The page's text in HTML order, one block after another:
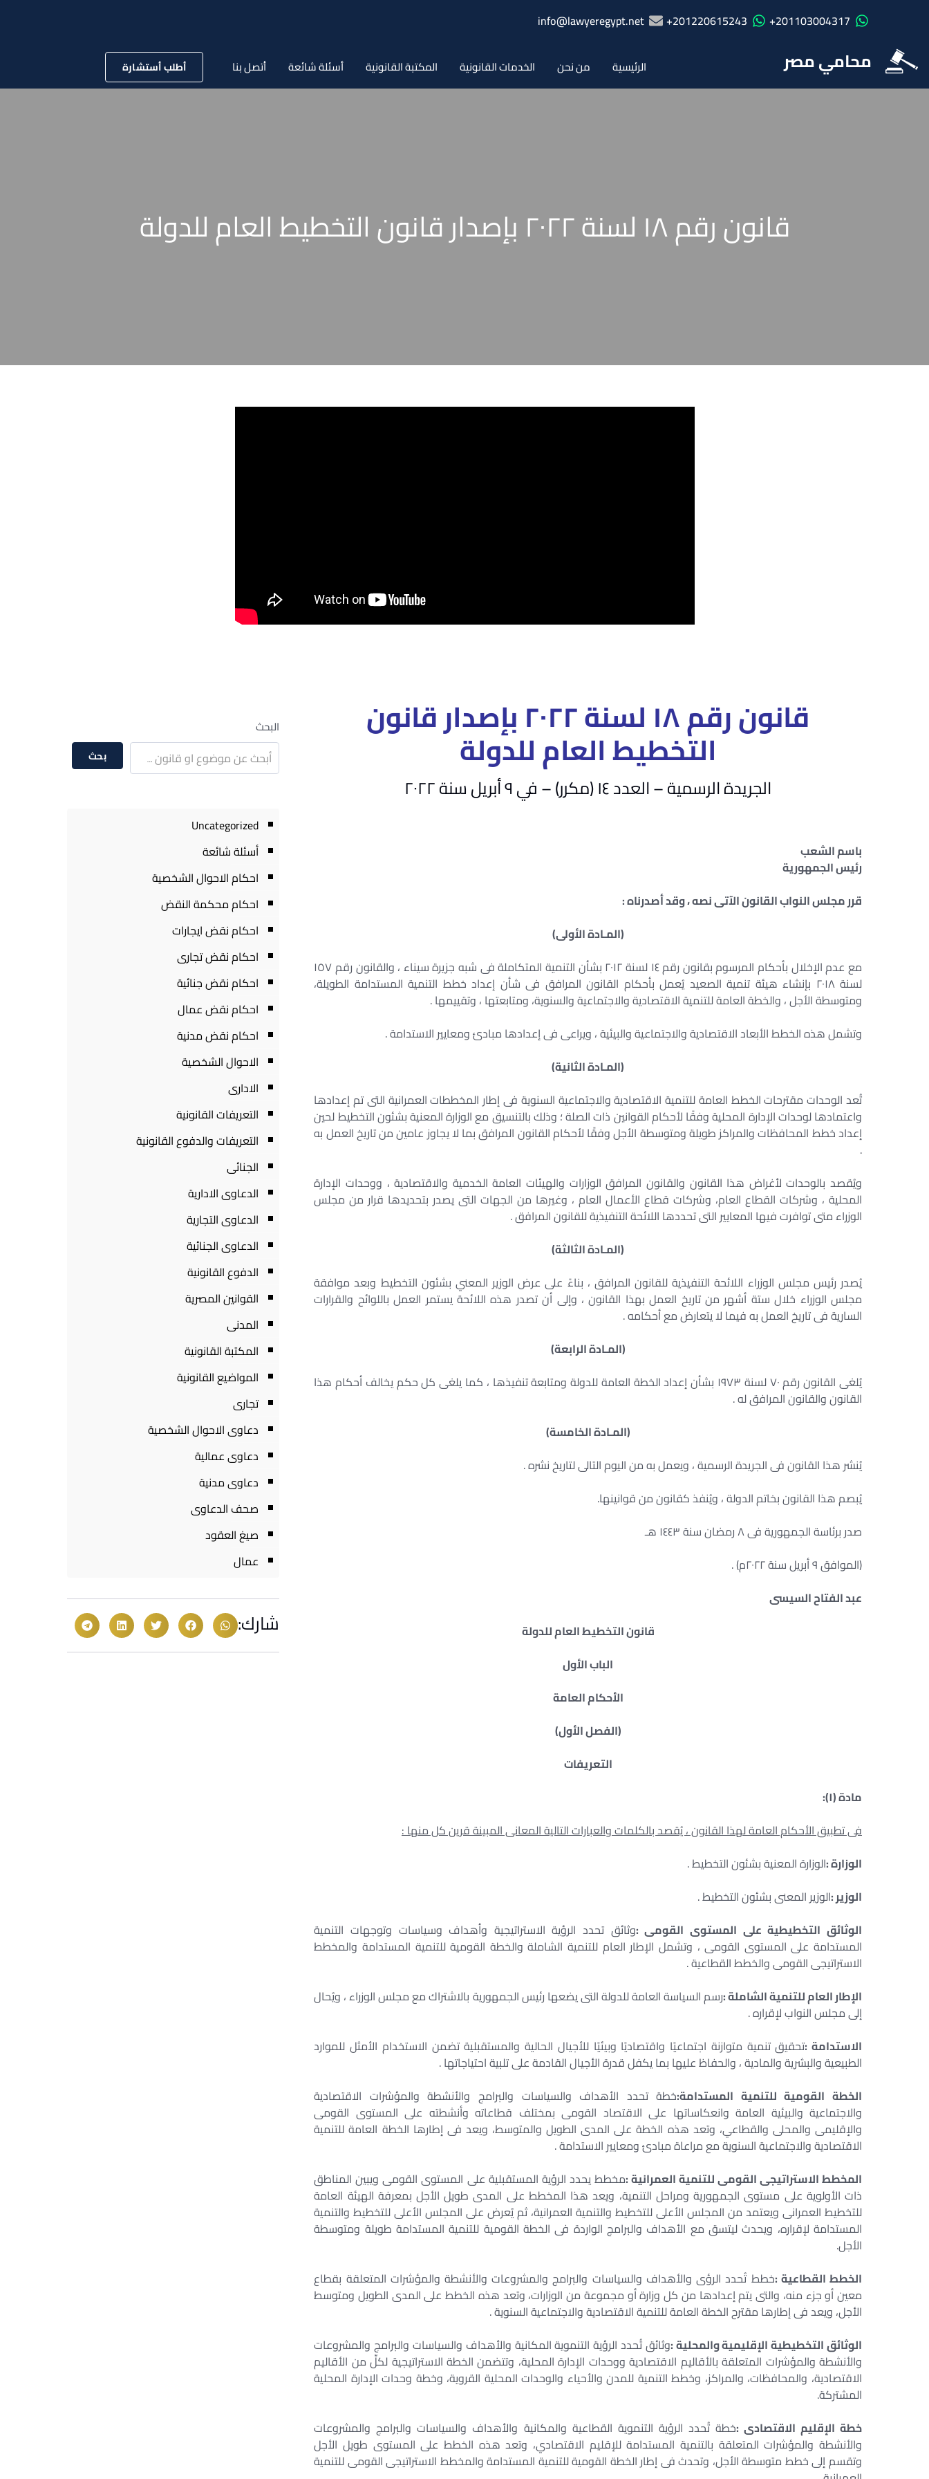
201103004317+
201220615243+
info@lawyeregypt.net
محامي مصر الرئيسية من نحن الخدمات القانونية المكتبة القانونية أسئلة شائعة أتصل بنا أطلب أستشارة
قانون رقم ١٨ لسنة ٢٠٢٢ بإصدار قانون التخطيط العام للدولة
قانون رقم ١٨ لسنة ٢٠٢٢ بإصدار قانون
التخطيط العام للدولة
الجريدة الرسمية – العدد ١٤ (مكرر) – في ٩ أبريل سنة ٢٠٢٢
باسم الشعب
رئيس الجمهورية
قرر مجلس النواب القانون الآتى نصه ، وقد أصدرناه :
(المـادة الأولى)
مع عدم الإخلال بأحكام المرسوم بقانون رقم ١٤ لسنة ٢٠١٢ بشأن التنمية المتكاملة فى شبه جزيرة سيناء ، والقانون رقم ١٥٧
لسنة ٢٠١٨ بإنشاء هيئة تنمية الصعيد يُعمل بأحكام القانون المرافق فى شأن إعداد خطط التنمية المستدامة الطويلة،
ومتوسطة الأجل ، والخطة العامة للتنمية الاقتصادية والاجتماعية والسنوية، ومتابعتها ، وتقييمها .
وتشمل هذه الخطط الأبعاد الاقتصادية والاجتماعية والبيئية ، ويراعى فى إعدادها مبادئ ومعايير الاستدامة .
(المـادة الثانية)
تُعد الوحدات مقترحات الخطط العامة للتنمية الاقتصادية والاجتماعية السنوية فى إطار المخططات العمرانية التى تم إعدادها
واعتمادها لوحدات الإدارة المحلية وفقًا لأحكام القوانين ذات الصلة ؛ وذلك بالتنسيق مع الوزارة المعنية بشئون التخطيط لحين
إعداد خطط المحافظات والمراكز طويلة ومتوسطة الأجل وفقًا لأحكام القانون المرافق بما لا يجاوز عامين من تاريخ العمل به
.
ويُقصد بالوحدات لأغراض هذا القانون والقانون المرافق الوزارات والهيئات العامة الخدمية والاقتصادية ، ووحدات الإدارة
المحلية ، وشركات القطاع العام، وشركات قطاع الأعمال العام ، وغيرها من الجهات التى يصدر بتحديدها قرار من مجلس
الوزراء متى توافرت فيها المعايير التى تحددها اللائحة التنفيذية للقانون المرافق .
(المـادة الثالثة)
يُصدر رئيس مجلس الوزراء اللائحة التنفيذية للقانون المرافق ، بناءً على عرض الوزير المعني بشئون التخطيط وبعد موافقة
مجلس الوزراء خلال ستة أشهر من تاريخ العمل بهذا القانون ، وإلى أن تصدر هذه اللائحة يستمر العمل باللوائح والقرارات
السارية فى تاريخ العمل به فيما لا يتعارض مع أحكامه .
(المـادة الرابعة)
يُلغى القانون رقم ٧٠ لسنة ١٩٧٣ بشأن إعداد الخطة العامة للدولة ومتابعة تنفيذها ، كما يلغى كل حكم يخالف أحكام هذا
القانون والقانون المرافق له .
(المـادة الخامسة)
يُنشر هذا القانون فى الجريدة الرسمية ، ويعمل به من اليوم التالى لتاريخ نشره .
يُبصم هذا القانون بخاتم الدولة ، ويُنفذ كقانون من قوانينها.
صدر برئاسة الجمهورية فى ٨ رمضان سنة ١٤٤٣ هـ
(الموافق ٩ أبريل سنة ٢٠٢٢م) .
عبد الفتاح السيسى
قانون التخطيط العام للدولة
الباب الأول
الأحكام العامة
(الفصل الأول)
التعريفات
مادة (١):
فى تطبيق الأحكام العامة لهذا القانون ، يُقصد بالكلمات والعبارات التالية المعانى المبينة قرين كل منها :
الوزارة :الوزارة المعنية بشئون التخطيط .
الوزير :الوزير المعنى بشئون التخطيط .
الوثائق التخطيطية على المستوى القومى :وثائق تحدد الرؤية الاستراتيجية وأهداف وسياسات وتوجهات التنمية
المستدامة على المستوى القومى ، وتشمل الإطار العام للتنمية الشاملة والخطة القومية للتنمية المستدامة والمخطط
الاستراتيجى القومى والخطط القطاعية .
الإطار العام للتنمية الشاملة :رسم السياسة العامة للدولة التى يضعها رئيس الجمهورية بالاشتراك مع مجلس الوزراء ، ويُحال
إلى مجلس النواب لإقراره .
الاستدامة :تحقيق تنمية متوازنة اجتماعيًا واقتصاديًا وبيئيًا للأجيال الحالية والمستقبلية تضمن الاستخدام الأمثل للموارد
الطبيعية والبشرية والمادية ، والحفاظ عليها بما يكفل قدرة الأجيال القادمة على تلبية احتياجاتها .
الخطة القومية للتنمية المستدامة:خطة تحدد الأهداف والسياسات والبرامج والأنشطة والمؤشرات الاقتصادية
والاجتماعية والبيئية العامة وانعكاساتها على الاقتصاد القومى بمختلف قطاعاته وأنشطته على المستوى القومى
والإقليمى والمحلى والقطاعي، وتعد هذه الخطة على المدى الطويل والمتوسط، ويعد فى إطارها الخطة العامة للتنمية
الاقتصادية والاجتماعية السنوية مع مراعاة مبادئ ومعايير الاستدامة .
المخطط الاستراتيجى القومى للتنمية العمرانية :مخطط يحدد الرؤية المستقبلية على المستوى القومى ويبين المناطق
ذات الأولوية على مستوى الجمهورية ومراحل التنمية، ويعد هذا المخطط على المدى طويل الأجل بمعرفة الهيئة العامة
للتخطيط العمرانى ويعتمد من المجلس الأعلى للتخطيط والتنمية العمرانية، ثم يُعرض على المجلس الأعلى للتخطيط والتنمية
المستدامة لإقراره، ويحدث ليتسق مع الأهداف والبرامج الواردة فى الخطة القومية للتنمية المستدامة طويلة ومتوسطة
الأجل.
الخطط القطاعية :خطط تُحدد الرؤى والأهداف والسياسات والبرامج والمشروعات والأنشطة والمؤشرات المتعلقة بقطاع
معين أو جزء منه، والتى يتم إعدادها من كل وزارة أو مجموعة من الوزارات، وتعد هذه الخطط على المدى الطويل ومتوسط
الأجل، ويعد فى إطارها مقترح الخطة العامة للتنمية الاقتصادية والاجتماعية السنوية .
الوثائق التخطيطية الإقليمية والمحلية :وثائق تُحدد الرؤية التنموية المكانية والأهداف والسياسات والبرامج والمشروعات
والأنشطة والمؤشرات المتعلقة بالأقاليم الاقتصادية ووحدات الإدارة المحلية، وتتضمن الخطة الاستراتيجية لكلِّ من الأقاليم
الاقتصادية، والمحافظات، والمراكز، وخطط التنمية للمدن والأحياء والوحدات المحلية القروية، وخطة وحدات الإدارة المحلية
المشتركة.
خطة الإقليم الاقتصادى :خطة تُحدد الرؤية التنموية القطاعية والمكانية والأهداف والسياسات والبرامج والمشروعات
والأنشطة والمؤشرات المتعلقة بالتنمية المستدامة للإقليم الاقتصادي، وتعد هذه الخطط على المستوى طويل الأجل
وتقسم إلى خطط متوسطة الأجل، وتحدث فى إطار الخطة القومية للتنمية المستدامة والمخطط الاستراتيجى القومى للتنمية
البحث
بحث
Uncategorized
أسئلة شائعة
احكام الاحوال الشخصية
احكام محكمة النقض
احكام نقض ايجارات
احكام نقض تجارى
احكام نقض جنائية
احكام نقض عمال
احكام نقض مدنية
الاحوال الشخصية
الادارى
التعريفات القانونية
التعريفات والدفوع القانونية
الجنائى
الدعاوى الادارية
الدعاوى التجارية
الدعاوى الجنائية
الدفوع القانونية
القوانين المصرية
المدنى
المكتبة القانونية
المواضيع القانونية
تجارى
دعاوى الاحوال الشخصية
دعاوى عمالية
دعاوى مدنية
صحف الدعاوى
صيغ العقود
عمال
شارك: